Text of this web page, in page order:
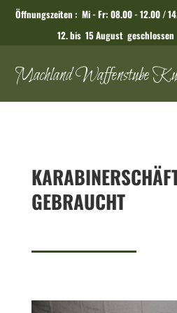
Öffnungszeiten : Mi - Fr: 08.00 - 12.00 /
12. bis 15 August
Machland Waffenstube
GEBRAUCHT